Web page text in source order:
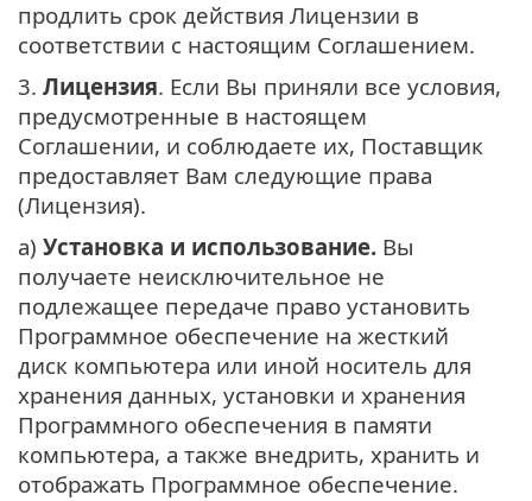
продлить срок действия Лицензии в
соответствии с настоящим Соглашением.
3. Лицензия. Если Вы приняли все условия,
предусмотренные в настоящем
Соглашении, и соблюдаете их, Поставщик
предоставляет Вам следующие права
(Лицензия).
а) Установка и использование. Вы
получаете неисключительное не
подлежащее передаче право установить
Программное обеспечение на жесткий
диск компьютера или иной носитель для
хранения данных, установки и хранения
Программного обеспечения в памяти
компьютера, а также внедрить, хранить и
отображать Программное обеспечение.